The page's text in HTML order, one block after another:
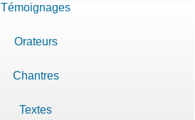
Témoignages
Orateurs
Chantres
Textes